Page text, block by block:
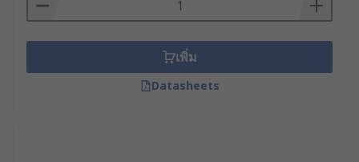
ควบคุมระบบจากระยะไกลได้อย่างปลอดภัย ลด
รองรับเทคโนโลยีอนาคต : พร้อมสำหรับการอัป
เกรดและรองรับเทคโนโลยีใหม่ ๆ เช่น 5G, Edge
เพิ่ม
Datasheets